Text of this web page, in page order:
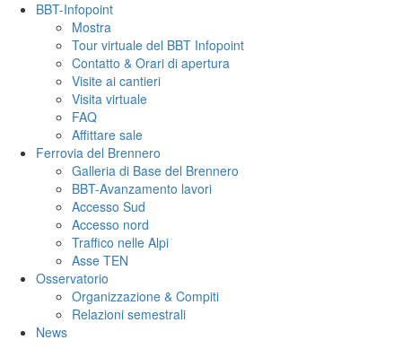
BBT-Infopoint
Mostra
Tour virtuale del BBT Infopoint
Contatto & Orari di apertura
Visite ai cantieri
Visita virtuale
FAQ
Affittare sale
Ferrovia del Brennero
Galleria di Base del Brennero
BBT-Avanzamento lavori
Accesso Sud
Accesso nord
Traffico nelle Alpi
Asse TEN
Osservatorio
Organizzazione & Compiti
Relazioni semestrali
News